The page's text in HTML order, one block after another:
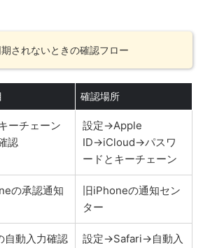
されないときの確認フロー
確認場所
ーチェーン
認
設定→Apple
ID→iCloud→パスワ
ードとキーチェーン
の承認通知
旧iPhoneの通知セン
ター
自動入力確認
設定→Safari→自動入